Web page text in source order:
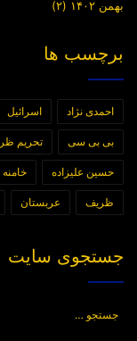
بهمن ۱۴۰۲ (۲)
برچسب ها
احمدی نژاد اسرائیل
بی بی سی تحریم
حسین علیزاده خامنه
ظریف عربستان
جستجوی سایت